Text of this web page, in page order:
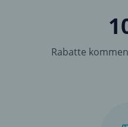
Rabatte